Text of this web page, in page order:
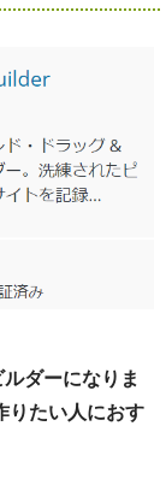
ダーになりま
りたい人におす